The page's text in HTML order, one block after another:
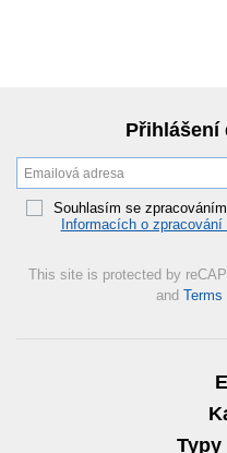
Přihlášení
Souhlasím se
Informacích o
This site is protected by
and